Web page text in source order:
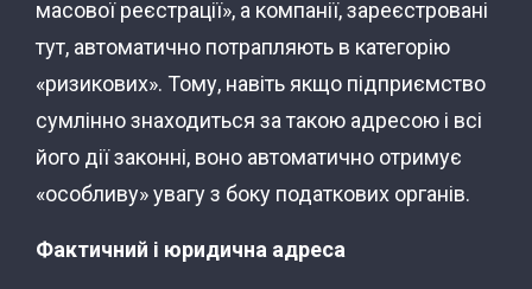
масової реєстрації», а компанії, зареєстровані
тут, автоматично потрапляють в категорію
«ризикових». Тому, навіть якщо підприємство
сумлінно знаходиться за такою адресою і всі
його дії законні, воно автоматично отримує
«особливу» увагу з боку податкових органів.
Фактичний і юридична адреса